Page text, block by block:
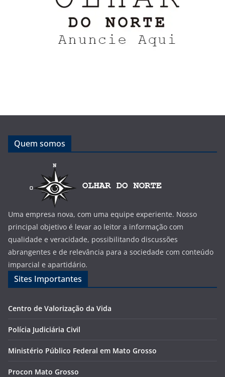
Quem somos
Uma empresa nova, com uma equipe experiente. Nosso
principal objetivo é levar ao leitor a informação com
qualidade e veracidade, possibilitando discussões
abrangentes e de relevância para a sociedade com conteúdo
imparcial e apartidário.
Sites Importantes
Centro de Valorização da Vida
Polícia Judiciária Civil
Ministério Público Federal em Mato Grosso
Procon Mato Grosso